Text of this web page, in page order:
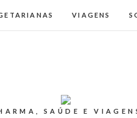
VIAGENS
SAÚDE E